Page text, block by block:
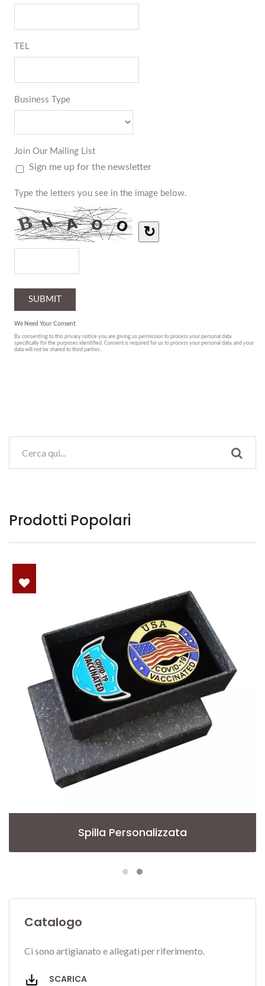
Prodotti Popolari
Spilla Personalizzata
Catalogo
Ci sono artigianato e allegati per riferimento.
SCARICA